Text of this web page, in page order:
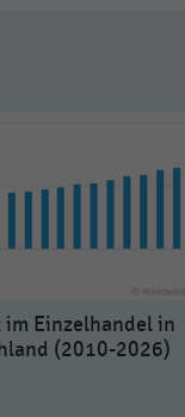
im Einzelhandel in
(2010-2026)